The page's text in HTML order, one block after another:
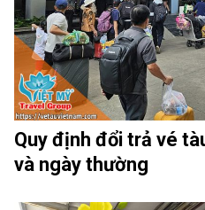
Quy định đổi trả vé
và ngày thường